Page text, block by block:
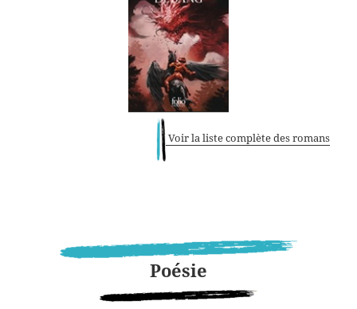
Voir la liste complète des romans
Poésie